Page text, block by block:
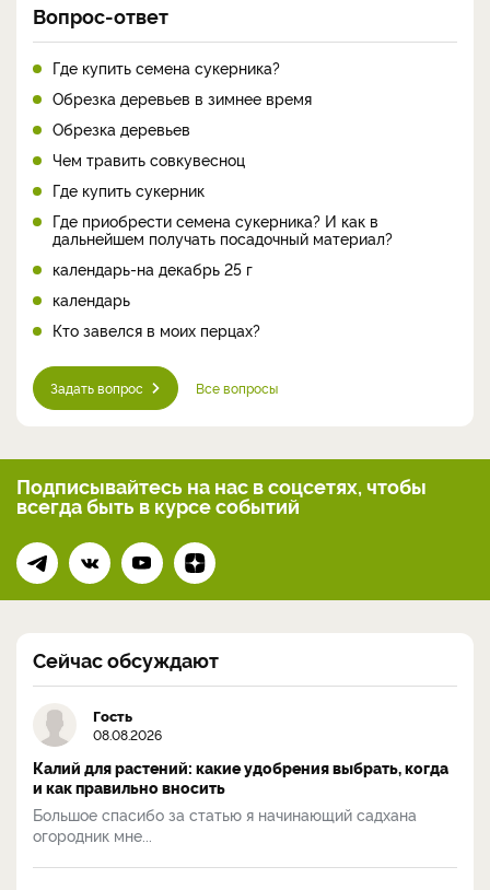
Вопрос-ответ
Где купить семена сукерника?
Обрезка деревьев в зимнее время
Обрезка деревьев
Чем травить совкувесноц
Где купить сукерник
Где приобрести семена сукерника? И как в
дальнейшем получать посадочный материал?
календарь-на декабрь 25 г
календарь
Кто завелся в моих перцах?
Задать вопрос Все вопросы
Подписывайтесь на нас в соцсетях, чтобы
всегдабыть в курсе событий
Сейчас обсуждают
Гость
08.08.2026
Калий для растений: какие удобрения выбрать, когда
и как правильно вносить
Большое спасибо за статью я начинающий садхана
огородник мне...